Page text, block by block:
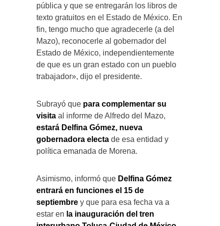
pública y que se entregarán los libros de
texto gratuitos en el Estado de México. En
fin, tengo mucho que agradecerle (a del
Mazo), reconocerle al gobernador del
Estado de México, independientemente
de que es un gran estado con un pueblo
trabajador», dijo el presidente.
Subrayó que para complementar su
visita al informe de Alfredo del Mazo,
estará Delfina Gómez, nueva
gobernadora electa de esa entidad y
política emanada de Morena.
Asimismo, informó que Delfina Gómez
entrará en funciones el 15 de
septiembre y que para esa fecha va a
estar en la inauguración del tren